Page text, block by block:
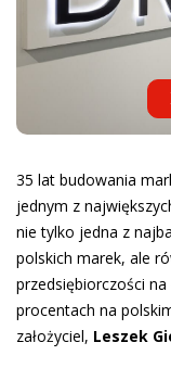
35 lat budowania
jednym z
nie tylko jedna z
polskich marek, ale
przedsiębiorczości
procentach na
założyciel, Leszek